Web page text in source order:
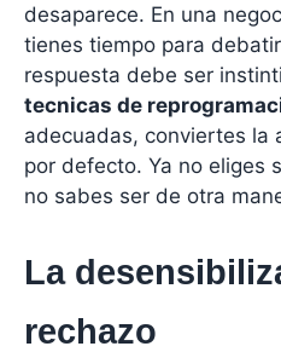
desaparece. En una
tienes tiempo para
respuesta debe ser
tecnicas de
adecuadas, conviertes
por defecto. Ya no eliges
no sabes ser de otra
La
rechazo